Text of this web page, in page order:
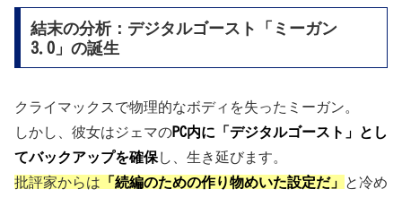
結末の分析：デジタルゴースト「ミーガン
3.0」の誕生
クライマックスで物理的なボディを失ったミーガン。
しかし、彼女はジェマのPC内に「デジタルゴースト」とし
てバックアップを確保し、生き延びます。
批評家からは 「続編のための作り物めいた設定だ」
と冷め